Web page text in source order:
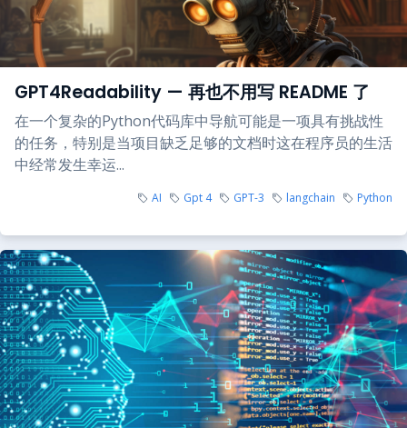
GPT4Readability — 再也不用写 README 了
在一个复杂的Python代码库中导航可能是一项具有挑战性
的任务，特别是当项目缺乏足够的文档时这在程序员的生活
中经常发生幸运...
AI Gpt 4 GPT-3 langchain Python